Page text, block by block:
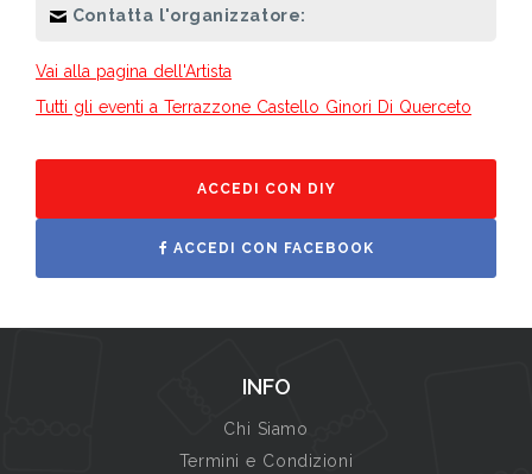
Contatta l'organizzatore:
Vai alla pagina dell'Artista
Tutti gli eventi a Terrazzone Castello Ginori Di Querceto
ACCEDI CON DIY
ACCEDI CON FACEBOOK
INFO
Chi Siamo
Termini e Condizioni